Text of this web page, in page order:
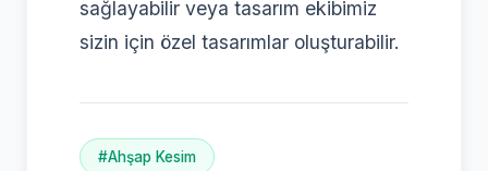
sağlayabilir veya tasarım ekibimiz
sizin için özel tasarımlar oluşturabilir.
#Ahşap Kesim